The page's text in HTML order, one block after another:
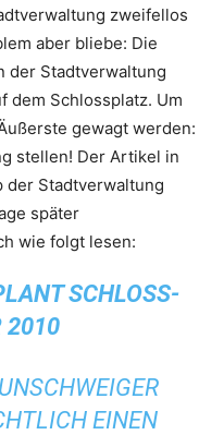
zweifellos
aber bliebe: Die
der Stadtverwaltung
dem Schlossplatz. Um
gewagt werden:
stellen! Der Artikel in
der Stadtverwaltung
später
wie folgt lesen:
SCHLOSS-
2010
EINEN